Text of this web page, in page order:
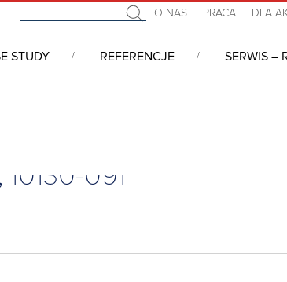
O NAS PRACA DLA
STUDY REFERENCJE SERWIS –
091